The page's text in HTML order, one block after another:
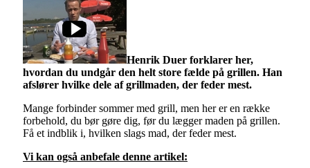
Henrik Duer forklarer her,
hvordan du undgår den helt store fælde på grillen. Han
afslører hvilke dele af grillmaden, der feder mest.
Mange forbinder sommer med grill, men her er en række
forbehold, du bør gøre dig, før du lægger maden på grillen.
Få et indblik i, hvilken slags mad, der feder mest.
Vi kan også anbefale denne artikel: